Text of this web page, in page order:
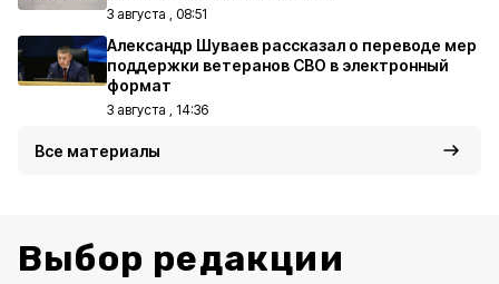
3 августа , 08:51
Александр Шуваев рассказал о переводе мер
поддержки ветеранов СВО в электронный
формат
3 августа , 14:36
Все материалы
Выбор редакции